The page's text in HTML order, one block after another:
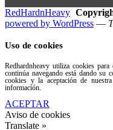
RedHardnHeavy
powered by WordPress —
Uso de cookies
Redhardnheavy utiliza cookies
continúa navegando está dando su
cookies y la aceptación de nuestra
información.
ACEPTAR
Aviso de cookies
Translate »